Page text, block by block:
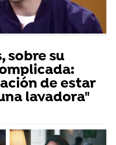
sobre su
de estar
lavadora"